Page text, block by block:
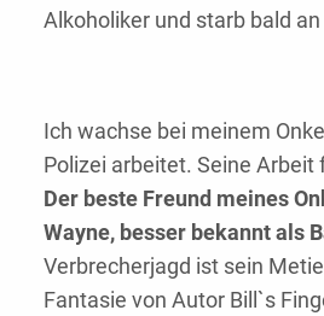
Alkoholiker und starb bald
Ich wachse bei meinem
Polizei arbeitet. Seine Arbeit
Der beste Freund meines
Wayne, besser bekannt als
Verbrecherjagd ist sein
Fantasie von Autor Bill`s